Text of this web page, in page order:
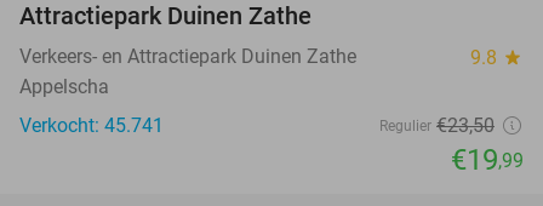
Attractiepark Duinen Zathe
Verkeers- en Attractiepark Duinen Zathe 9.8 star
Appelscha
Verkocht: 45.741
Regulier €23,50
€19,99